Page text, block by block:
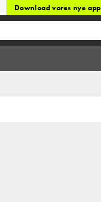
Download vores nye app